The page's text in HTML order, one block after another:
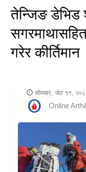
पूँजीबजार
अटो
कला
राजनीति
अन्य
समाचार
तेन्जिङ डेभिड
गरेर कीर्तिमान
सोमबार, जेठ ११,
Online